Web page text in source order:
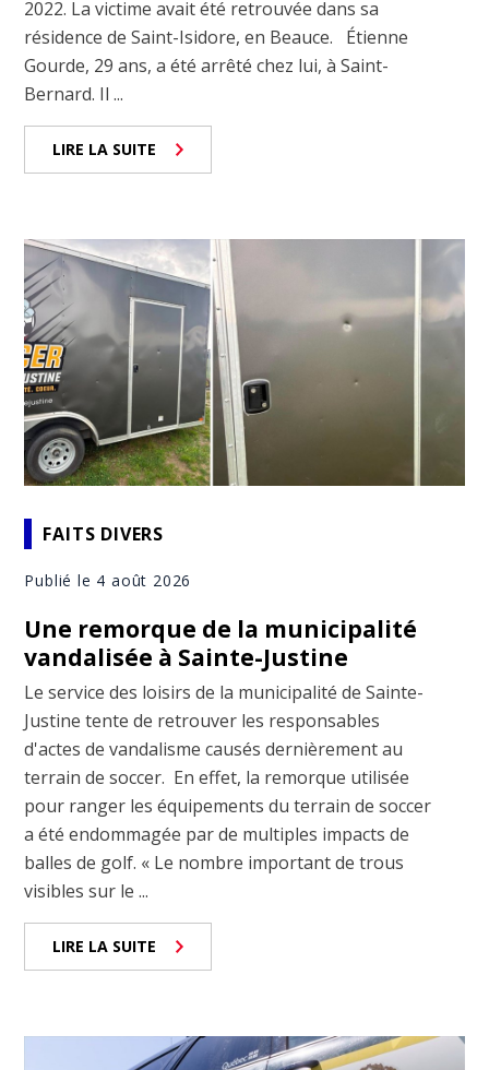
2022. La victime avait été retrouvée dans sa
résidence de Saint-Isidore, en Beauce. Étienne
Gourde, 29 ans, a été arrêté chez lui, à Saint-
Bernard. Il ...
LIRE LA SUITE
FAITS DIVERS
Publié le 4 août 2026
Une remorque de la municipalité
vandalisée à Sainte-Justine
Le service des loisirs de la municipalité de Sainte-
Justine tente de retrouver les responsables
d'actes de vandalisme causés dernièrement au
terrain de soccer. En effet, la remorque utilisée
pour ranger les équipements du terrain de soccer
a été endommagée par de multiples impacts de
balles de golf. « Le nombre important de trous
visibles sur le ...
LIRE LA SUITE